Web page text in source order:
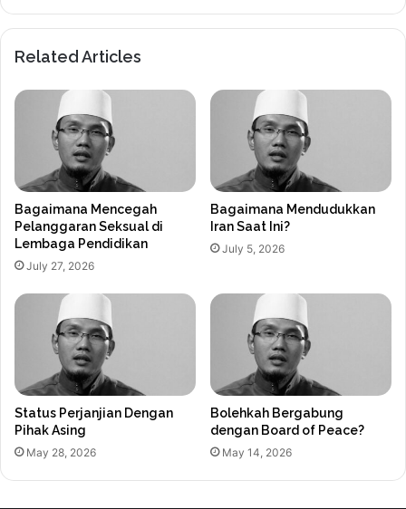
Related Articles
Bagaimana Mencegah
Pelanggaran Seksual di
Lembaga Pendidikan
July 27, 2026
Bagaimana Mendudukkan
Iran Saat Ini?
July 5, 2026
Status Perjanjian Dengan
Pihak Asing
May 28, 2026
Bolehkah Bergabung
dengan Board of Peace?
May 14, 2026